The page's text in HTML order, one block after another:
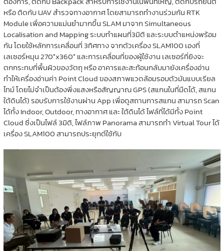
หรือ ติดกับ UAV สำรวจทางอากาศ โดยสามารถทำงานร่วมกัน RTK
Module เพื่อความแม่นยำมากขึ้น SLAM มาจาก Simultaneous
Localisation and Mapping ระบบทำแผนที่3มิติ และระบบตำแหน่งพร้อม
กัน โดยใช้หลักการเคลื่อนที่ 3ทิศทาง จากตัวเครื่อง SLAM100 เองที่
เลเซอร์หมุน 270°x360° และการเคลื่อนที่ของผู้ใช้งาน เลเซอร์ที่ยิงจะ
ตกกระทบที่พื้นผิวของวัตถุ หรือ อาคารและสะท้อนกลับมายังเครื่องอ่าน
ทำให้เครื่องอ่านค่า Point Cloud ของสภาพแวดล้อมรอบตัวมันแบบเรียล
ไทม์ โดยไม่จำเป็นต้องพึ่งแสงหรือสัญญาณ GPS (สแกนในที่มืดได้, สแกน
ใต้ดินได้) รอบรับการใช้งานผ่าน App เพื่อดูสถานการสแกน สามารถ Scan
ได้ทั้ง Indoor, Outdoor, ทางอากาศ และ ใต้ดินได้ ไฟล์ที่ได้มีทั้ง Point
Cloud ซึ่งเป็นไฟล์ 3มิติ, ไฟล์ภาพ Panorama สามารถทำ Virtual Tour ได้
เครื่อง SLAM100 สามารถประยุกต์ใช้กับ